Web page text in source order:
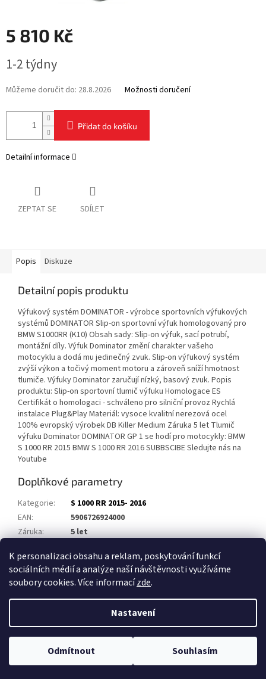
K personalizaci obsahu a reklam, poskytování funkcí
sociálních médií a analýze naší návštěvnosti využíváme
soubory cookies. Více informacízde.
Nastavení
Odmítnout Souhlasím
5 810 Kč
cena:
1-2 týdny
Můžeme doručit do: 28.8.2026 Možnosti doručení
Přidat do košíku
Detailní informace
ZEPTAT SE SDÍLET
Popis Diskuze
Detailní popis produktu
Výfukový systém DOMINATOR - výrobce sportovních výfukových
systémů DOMINATOR Slip-on sportovní výfuk homologovaný pro
BMW S1000RR (K10) Obsah sady: Slip-on výfuk, sací potrubí,
montážní díly. Výfuk Dominator změní charakter vašeho
motocyklu a dodá mu jedinečný zvuk. Slip-on výfukový systém
zvýší výkon a točivý moment motoru a zároveň sníží hmotnost
tlumiče. Výfuky Dominator zaručují nízký, basový zvuk. Popis
produktu: Slip-on sportovní tlumič výfuku Homologace ES
Certifikát o homologaci - schváleno pro silniční provoz Rychlá
instalace Plug&Play Materiál: vysoce kvalitní nerezová ocel
100% evropský výrobek DB Killer Medium Záruka 5 let Tlumič
výfuku Dominator DOMINATOR GP 1 se hodí pro motocykly: BMW
S 1000 RR 2015 BMW S 1000 RR 2016 SUBBSCIBE Sledujte nás na
Youtube
Doplňkové parametry
Kategorie:
S 1000 RR 2015- 2016
EAN:
5906726924000
Záruka:
5 let
Copyright 2026Výfuky DOMINATOR. Všechna práva vyhrazena.
Upravit nastavení cookies